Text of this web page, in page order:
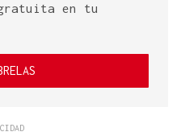
en tu